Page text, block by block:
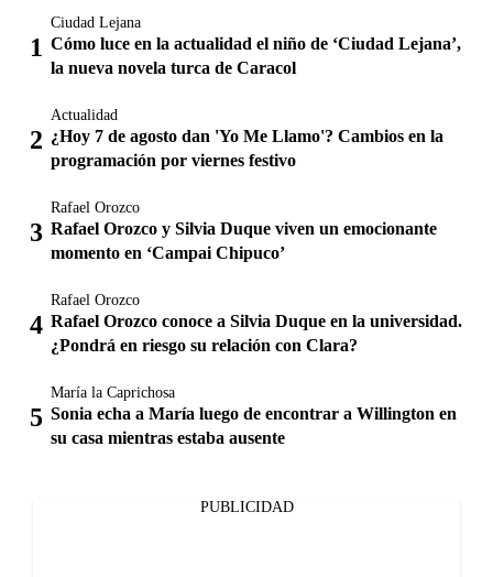
Ciudad Lejana
Cómo luce en la actualidad el niño de ‘Ciudad Lejana’,
la nueva novela turca de Caracol
Actualidad
¿Hoy 7 de agosto dan 'Yo Me Llamo'? Cambios en la
programación por viernes festivo
Rafael Orozco
Rafael Orozco y Silvia Duque viven un emocionante
momento en ‘Campai Chipuco’
Rafael Orozco
Rafael Orozco conoce a Silvia Duque en la universidad.
¿Pondrá en riesgo su relación con Clara?
María la Caprichosa
Sonia echa a María luego de encontrar a Willington en
su casa mientras estaba ausente
PUBLICIDAD